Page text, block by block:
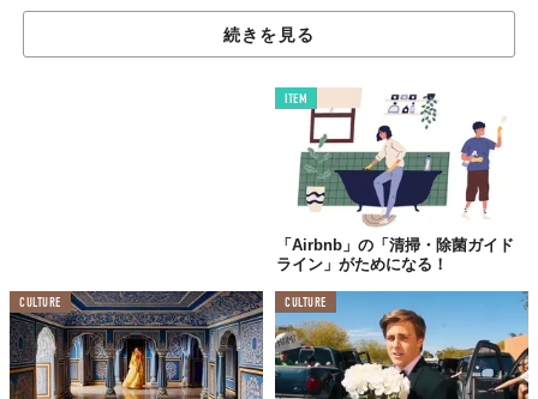
©Airbnb Japan株式会社
まるで絵に描いたような太陽の光が降り注ぐオーシャンフロント
続きを見る
ITEM
「Airbnb」の「清掃・除菌ガイド
ライン」がためになる！
CULTURE CULTURE